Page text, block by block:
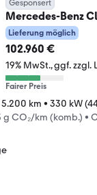
Gesponsert
Mercedes-Benz
Night II Distr
Lieferung möglich
102.960 €
19% MwSt. ggf. zzgl.
Fairer Preis
5.200 km • 330 kW
g CO₂/km (komb.) •